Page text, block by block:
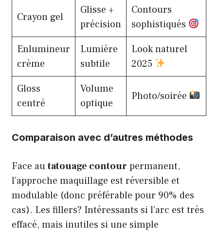
Crayon gel
Glisse +
précision
Contours
sophistiqués
Enlumineur
crème
Lumière
subtile
Look naturel
2025
Gloss
centré
Volume
optique
Photo/soirée
Comparaison avec d’autres méthodes
Face autatouage contour permanent,
l’approche maquillage est réversible et
modulable (donc préférable pour 90% des
cas). Les fillers? Intéressants si l’arc est très
effacé, mais inutiles si une simple